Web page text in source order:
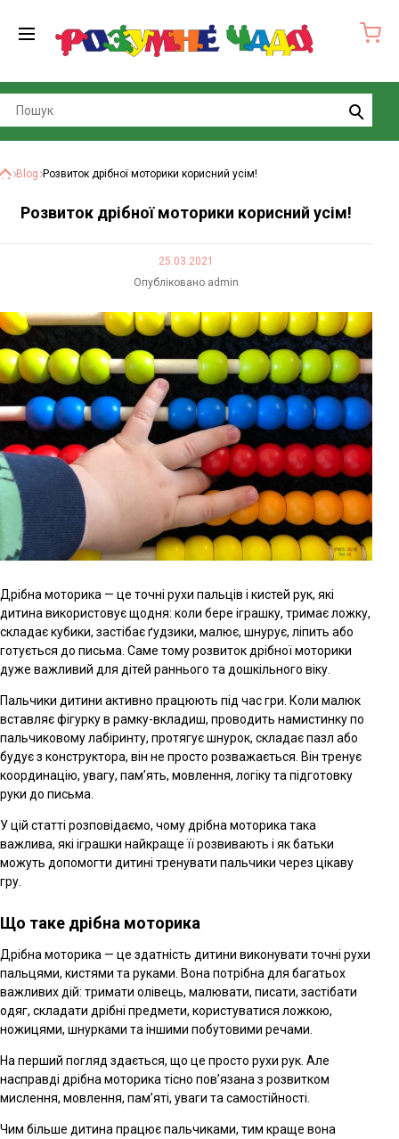
Головна
Blog Розвиток дрібної моторики корисний усім!
Розвиток дрібної моторики корисний усім!
25.03.2021
Опубліковано admin
Дрібна моторика — це точні рухи пальців і кистей рук, які
дитина використовує щодня: коли бере іграшку, тримає ложку,
складає кубики, застібає ґудзики, малює, шнурує, ліпить або
готується до письма. Саме тому розвиток дрібної моторики
дуже важливий для дітей раннього та дошкільного віку.
Пальчики дитини активно працюють під час гри. Коли малюк
вставляє фігурку в рамку-вкладиш, проводить намистинку по
пальчиковому лабіринту, протягує шнурок, складає пазл або
будує з конструктора, він не просто розважається. Він тренує
координацію, увагу, пам’ять, мовлення, логіку та підготовку
руки до письма.
У цій статті розповідаємо, чому дрібна моторика така
важлива, які іграшки найкраще її розвивають і як батьки
можуть допомогти дитині тренувати пальчики через цікаву
гру.
Що таке дрібна моторика
Дрібна моторика — це здатність дитини виконувати точні рухи
пальцями, кистями та руками. Вона потрібна для багатьох
важливих дій: тримати олівець, малювати, писати, застібати
одяг, складати дрібні предмети, користуватися ложкою,
ножицями, шнурками та іншими побутовими речами.
На перший погляд здається, що це просто рухи рук. Але
насправді дрібна моторика тісно пов’язана з розвитком
мислення, мовлення, пам’яті, уваги та самостійності.
Чим більше дитина працює пальчиками, тим краще вона